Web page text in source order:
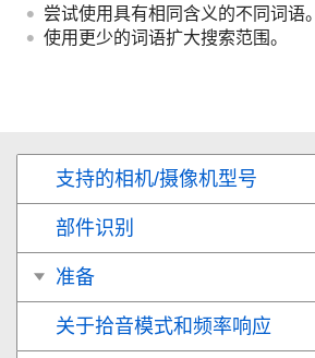
尝试使用具有相同含义的不同词语。
使用更少的词语扩大搜索范围。
支持的相机/摄像机型号
部件识别
准备
关于拾音模式和频率响应